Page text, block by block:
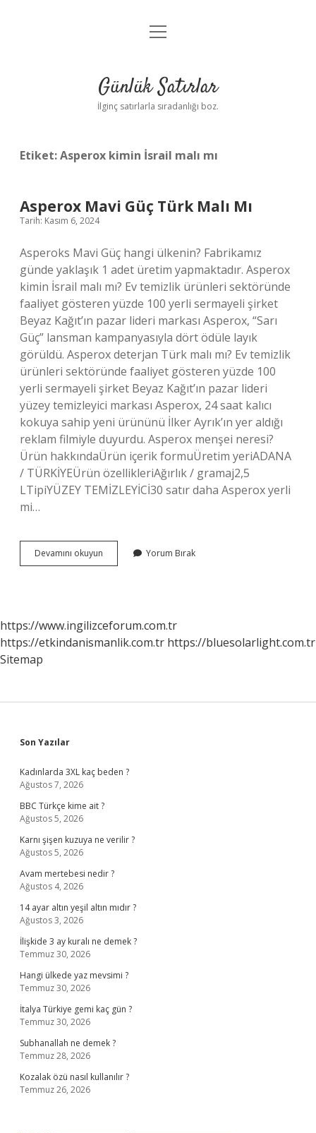
Anasayfa
Yasal Uyarı
menüyü
Günlük Satırlar
İlginç satırlarla sıradanlığı boz.
Etiket:Asperox kimin İsrail malı mı
Asperox Mavi Güç Türk Malı Mı
Tarih: Kasım 6, 2024
Asperoks Mavi Güç hangi ülkenin? Fabrikamız
günde yaklaşık 1 adet üretim yapmaktadır. Asperox
kimin İsrail malı mı? Ev temizlik ürünleri sektöründe
faaliyet gösteren yüzde 100 yerli sermayeli şirket
Beyaz Kağıt’ın pazar lideri markası Asperox, “Sarı
Güç” lansman kampanyasıyla dört ödüle layık
görüldü. Asperox deterjan Türk malı mı? Ev temizlik
ürünleri sektöründe faaliyet gösteren yüzde 100
yerli sermayeli şirket Beyaz Kağıt’ın pazar lideri
yüzey temizleyici markası Asperox, 24 saat kalıcı
kokuya sahip yeni ürününü İlker Ayrık’ın yer aldığı
reklam filmiyle duyurdu. Asperox menşei neresi?
Ürün hakkındaÜrün içerik formuÜretim yeriADANA
/ TÜRKİYEÜrün özellikleriAğırlık / gramaj2,5
LTipiYÜZEY TEMİZLEYİCİ30 satır daha Asperox yerli
mi…
Devamını okuyun Asperox
Mavi
Yorum Bırak
https://www.ingilizceforum.com.tr
https://etkindanismanlik.com.tr https://bluesolarlight.com.tr
Sitemap
Sidebar
Son Yazılar
Kadınlarda 3XL kaç beden ?
Ağustos 7, 2026
BBC Türkçe kime ait ?
Ağustos 5, 2026
Karnı şişen kuzuya ne verilir ?
Ağustos 5, 2026
Avam mertebesi nedir ?
Ağustos 4, 2026
14 ayar altın yeşil altın mıdır ?
Ağustos 3, 2026
İlişkide 3 ay kuralı ne demek ?
Temmuz 30, 2026
Hangi ülkede yaz mevsimi ?
Temmuz 30, 2026
İtalya Türkiye gemi kaç gün ?
Temmuz 30, 2026
Subhanallah ne demek ?
Temmuz 28, 2026
Kozalak özü nasıl kullanılır ?
Temmuz 26, 2026